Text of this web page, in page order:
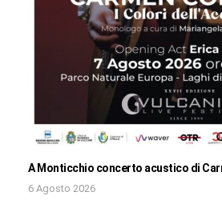
A Monticchio concerto acustico di
6 Agosto 2026